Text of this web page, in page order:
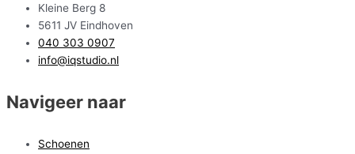
Kleine Berg 8
5611 JV Eindhoven
040 303 0907
info@iqstudio.nl
Navigeer naar
Schoenen